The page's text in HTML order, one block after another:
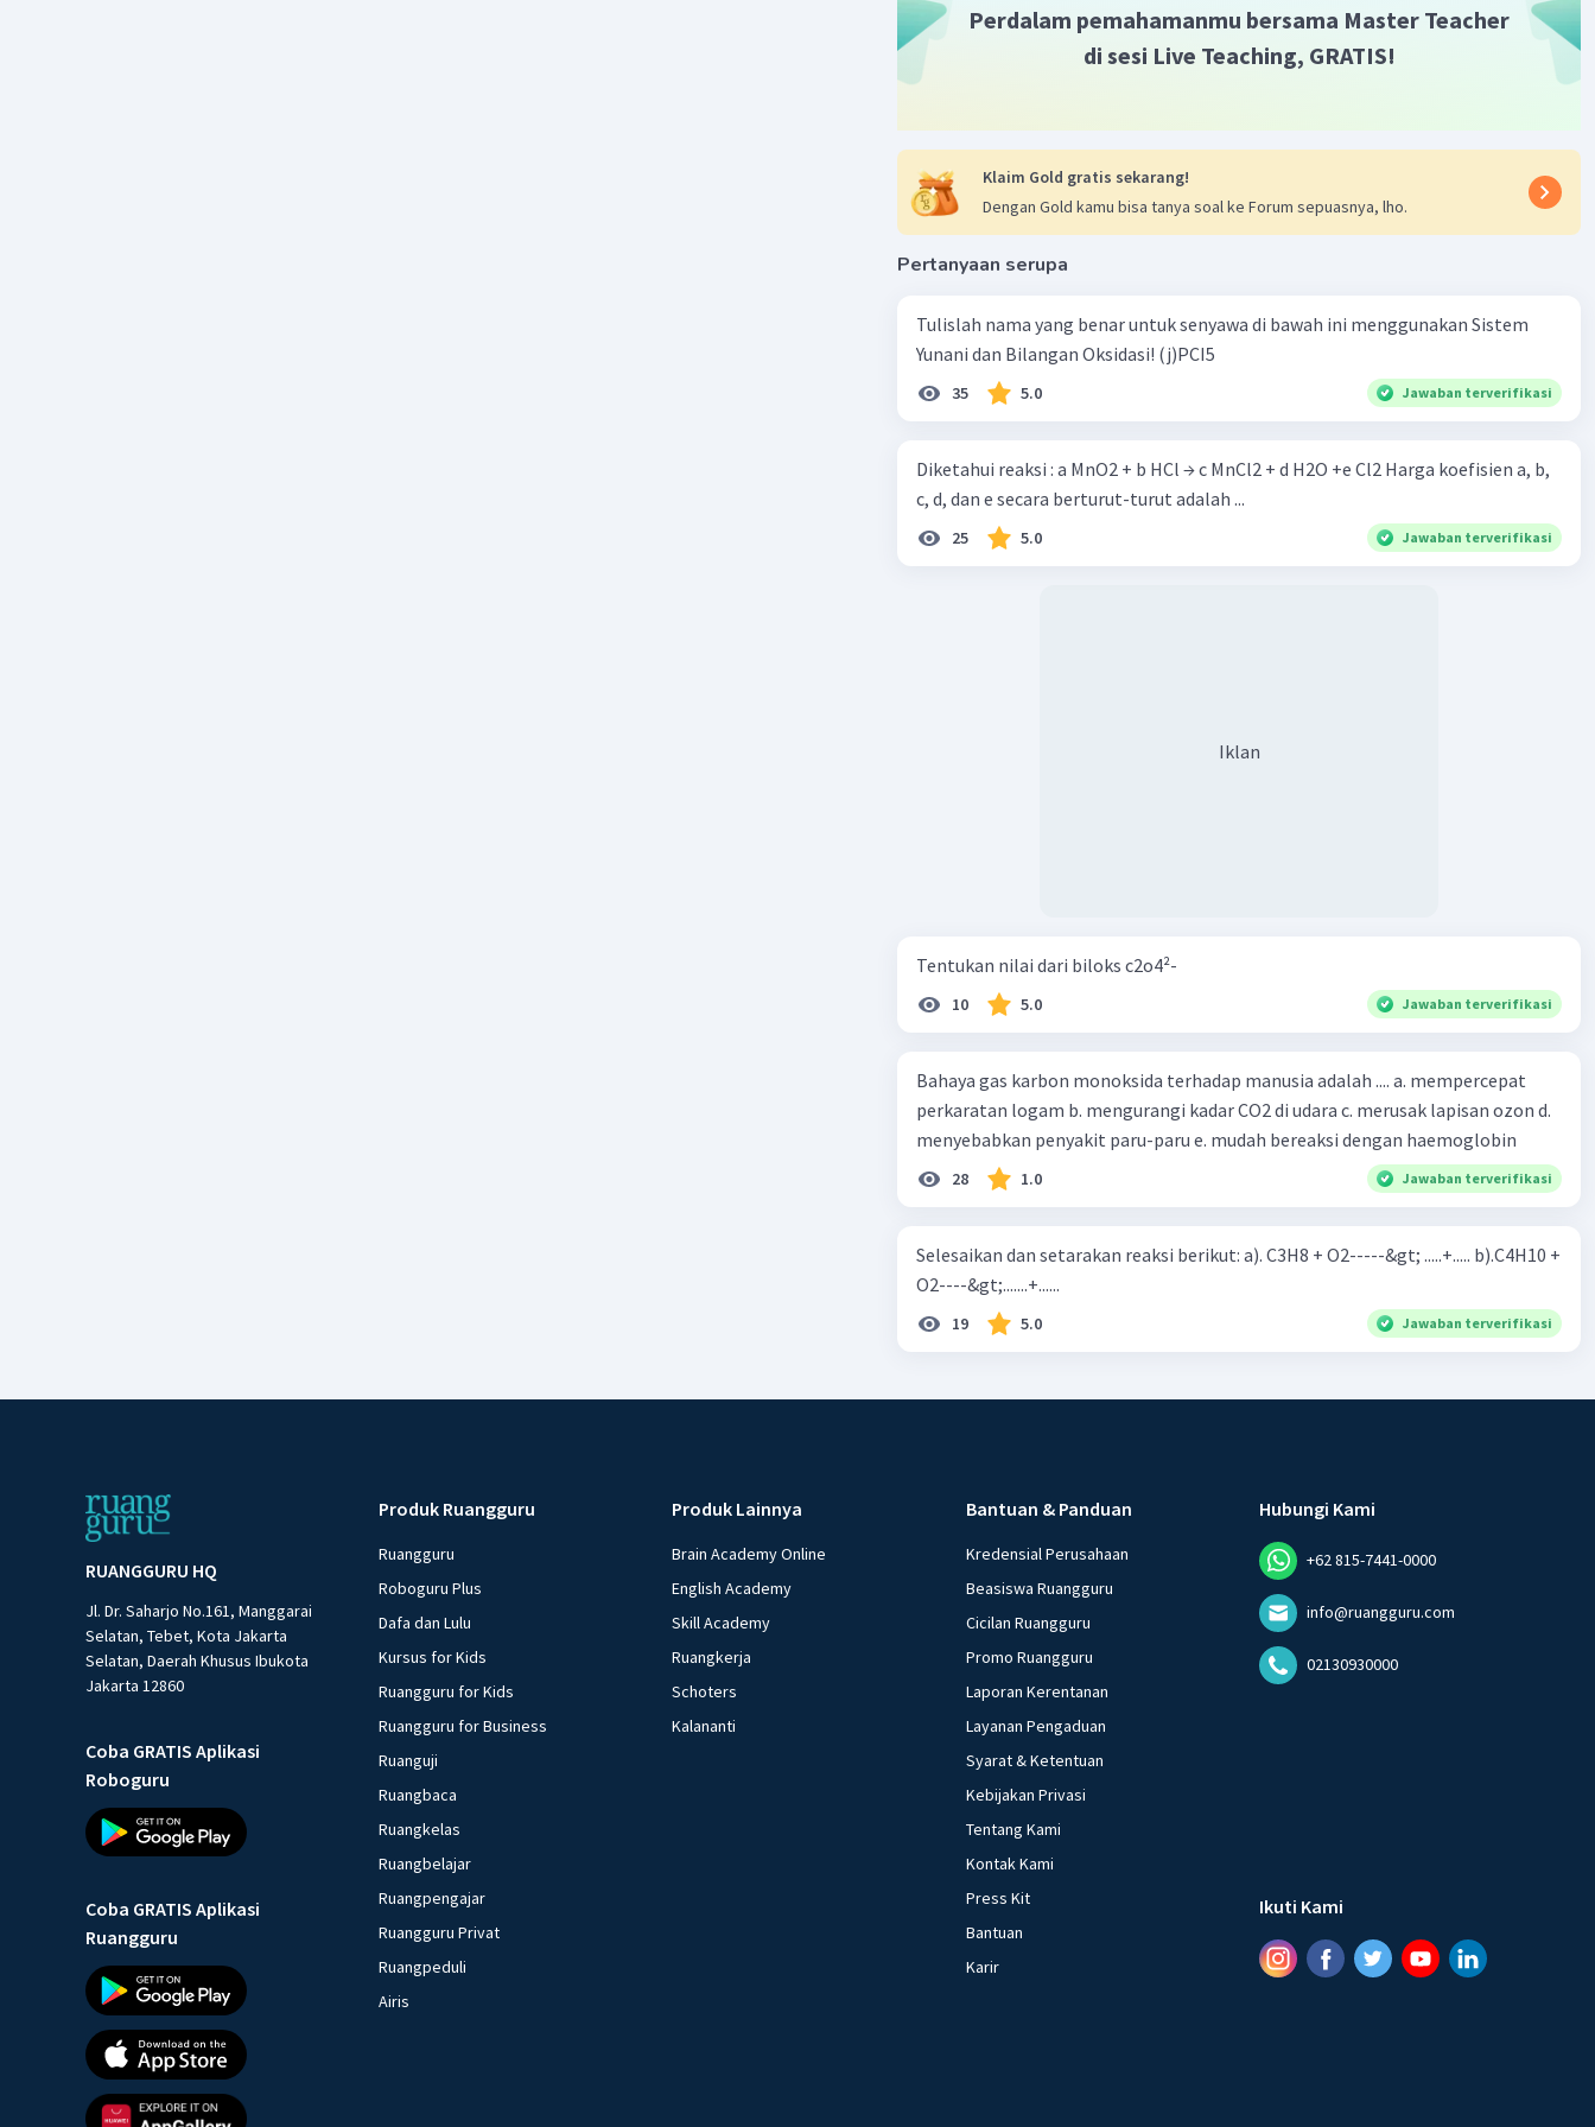
dan < 3,2.
Perdalam pemahamanmu bersama Master Teacher
di sesi Live Teaching, GRATIS!
Klaim Gold gratis sekarang!
Dengan Gold kamu bisa tanya soal ke Forum sepuasnya, lho.
Pertanyaan serupa
Tulislah nama yang benar untuk senyawa di bawah ini menggunakan Sistem
Yunani dan Bilangan Oksidasi! (j)PCI5
35 5.0 Jawaban terverifikasi
Diketahui reaksi : a MnO2 + b HCl → c MnCl2 + d H2O +e Cl2 Harga koefisien a, b,
c, d, dan e secara berturut-turut adalah ...
25 5.0 Jawaban terverifikasi
Iklan
Tentukan nilai dari biloks c2o4²-
10 5.0 Jawaban terverifikasi
Bahaya gas karbon monoksida terhadap manusia adalah .... a. mempercepat
perkaratan logam b. mengurangi kadar CO2 di udara c. merusak lapisan ozon d.
menyebabkan penyakit paru-paru e. mudah bereaksi dengan haemoglobin
28 1.0 Jawaban terverifikasi
Selesaikan dan setarakan reaksi berikut: a). C3H8 + O2-----&gt; .....+..... b).C4H10 +
O2----&gt;.......+......
19 5.0 Jawaban terverifikasi
RUANGGURU HQ
Jl. Dr. Saharjo No.161, Manggarai
Selatan, Tebet, Kota Jakarta
Selatan, Daerah Khusus Ibukota
Jakarta 12860
Coba GRATIS Aplikasi
Roboguru
Coba GRATIS Aplikasi
Ruangguru
Produk Ruangguru
Ruangguru
Roboguru Plus
Dafa dan Lulu
Kursus for Kids
Ruangguru for Kids
Ruangguru for Business
Ruanguji
Ruangbaca
Ruangkelas
Ruangbelajar
Ruangpengajar
Ruangguru Privat
Ruangpeduli
Airis
Produk Lainnya
Brain Academy Online
English Academy
Skill Academy
Ruangkerja
Schoters
Kalananti
Bantuan & Panduan
Kredensial Perusahaan
Beasiswa Ruangguru
Cicilan Ruangguru
Promo Ruangguru
Laporan Kerentanan
Layanan Pengaduan
Syarat & Ketentuan
Kebijakan Privasi
Tentang Kami
Kontak Kami
Press Kit
Bantuan
Karir
Hubungi Kami
+62 815-7441-0000
info@ruangguru.com
02130930000
Ikuti Kami